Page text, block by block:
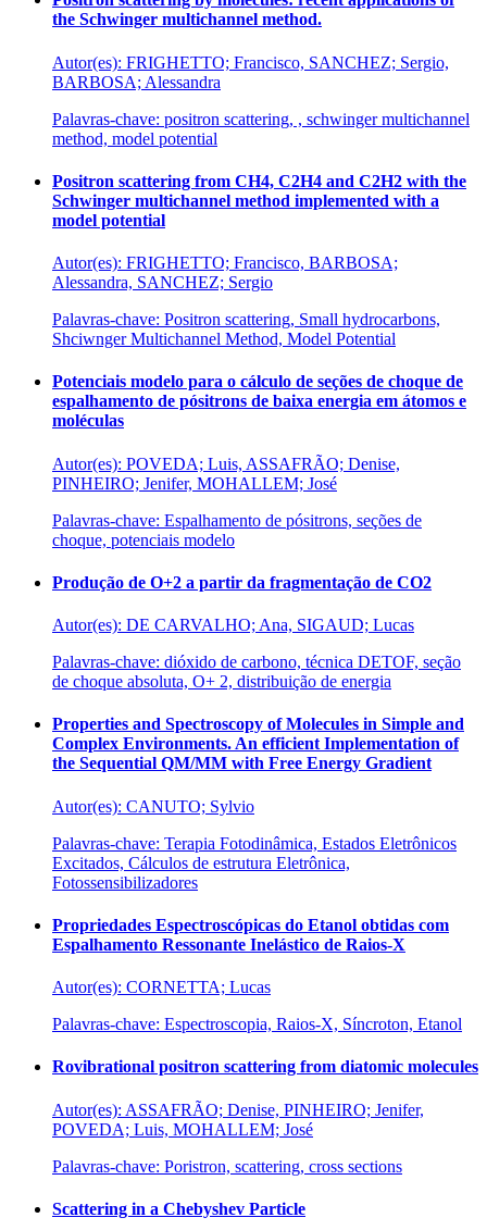
the Schwinger multichannel method.
Autor(es): FRIGHETTO; Francisco, SANCHEZ; Sergio,
BARBOSA; Alessandra
Palavras-chave: positron scattering, , schwinger multichannel
method, model potential
Positron scattering from CH4, C2H4 and C2H2 with the
Schwinger multichannel method implemented with a
model potential
Autor(es): FRIGHETTO; Francisco, BARBOSA;
Alessandra, SANCHEZ; Sergio
Palavras-chave: Positron scattering, Small hydrocarbons,
Shciwnger Multichannel Method, Model Potential
Potenciais modelo para o cálculo de seções de choque de
espalhamento de pósitrons de baixa energia em átomos e
moléculas
Autor(es): POVEDA; Luis, ASSAFRÃO; Denise,
PINHEIRO; Jenifer, MOHALLEM; José
Palavras-chave: Espalhamento de pósitrons, seções de
choque, potenciais modelo
Produção de O+2 a partir da fragmentação de CO2
Autor(es): DE CARVALHO; Ana, SIGAUD; Lucas
Palavras-chave: dióxido de carbono, técnica DETOF, seção
de choque absoluta, O+ 2, distribuição de energia
Properties and Spectroscopy of Molecules in Simple and
Complex Environments. An efficient Implementation of
the Sequential QM/MM with Free Energy Gradient
Autor(es): CANUTO; Sylvio
Palavras-chave: Terapia Fotodinâmica, Estados Eletrônicos
Excitados, Cálculos de estrutura Eletrônica,
Fotossensibilizadores
Propriedades Espectroscópicas do Etanol obtidas com
Espalhamento Ressonante Inelástico de Raios-X
Autor(es): CORNETTA; Lucas
Palavras-chave: Espectroscopia, Raios-X, Síncroton, Etanol
Rovibrational positron scattering from diatomic molecules
Autor(es): ASSAFRÃO; Denise, PINHEIRO; Jenifer,
POVEDA; Luis, MOHALLEM; José
Palavras-chave: Poristron, scattering, cross sections
Scattering in a Chebyshev Particle